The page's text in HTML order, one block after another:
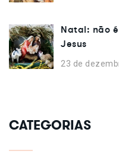
Natal: não
Jesus
23 de
CATEGORIAS